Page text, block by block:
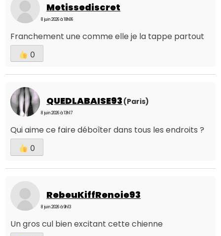
Metissediscret
8 juin 2026 à 18h06
Franchement une comme elle je la tappe partout
0
QUEDLABAISE93 (Paris)
8 juin 2026 à 13h17
Qui aime ce faire déboîter dans tous les endroits ?
0
RebeuKiffRenoie93
8 juin 2026 à 9h13
Un gros cul bien excitant cette chienne